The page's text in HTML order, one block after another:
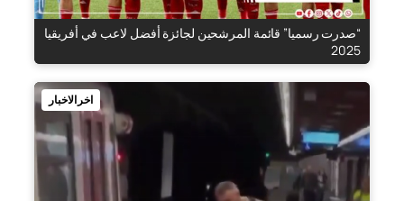
“صدرت رسميا” قائمة المرشحين لجائزة أفضل لاعب في أفريقيا
2025
اخر الاخبار